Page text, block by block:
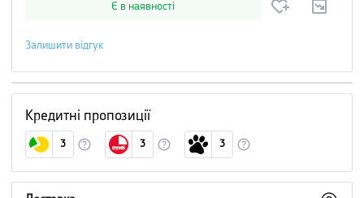
Є в наявності
Залишити відгук
Кредитні пропозиції
3 3 3